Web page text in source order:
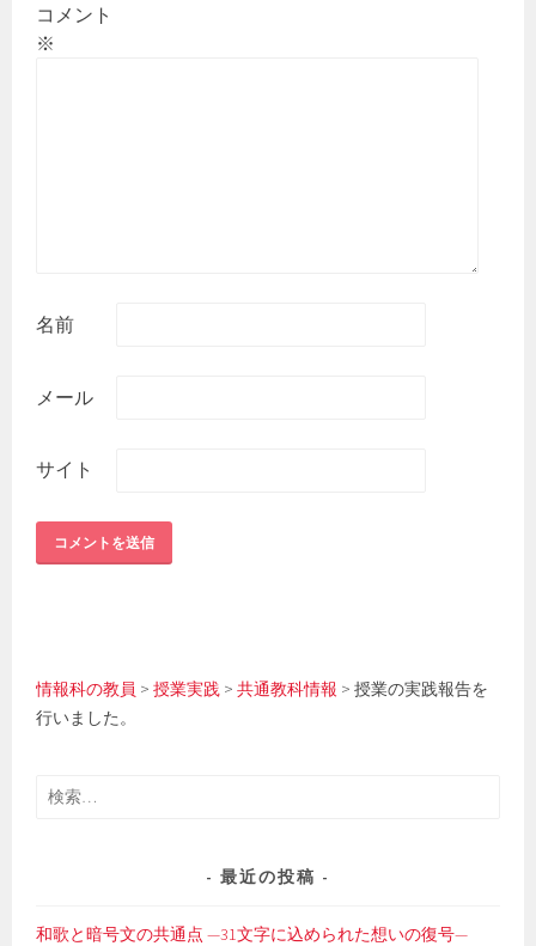
コメント
※
名前
メール
サイト
情報科の教員 >授業実践 >共通教科情報 >授業の実践報告を
行いました。
検
最近の投稿
和歌と暗号文の共通点 —31文字に込められた想いの復号—